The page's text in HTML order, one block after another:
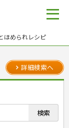
ほめられレシピ
詳細検索へ